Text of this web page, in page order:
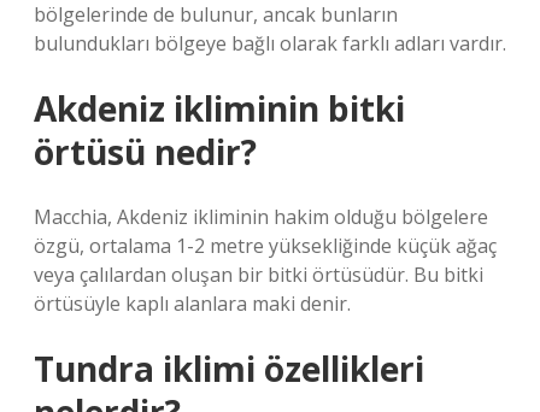
bölgelerinde de bulunur, ancak bunların
bulundukları bölgeye bağlı olarak farklı adları vardır.
Akdeniz ikliminin bitki
örtüsü nedir?
Macchia, Akdeniz ikliminin hakim olduğu bölgelere
özgü, ortalama 1-2 metre yüksekliğinde küçük ağaç
veya çalılardan oluşan bir bitki örtüsüdür. Bu bitki
örtüsüyle kaplı alanlara maki denir.
Tundra iklimi özellikleri